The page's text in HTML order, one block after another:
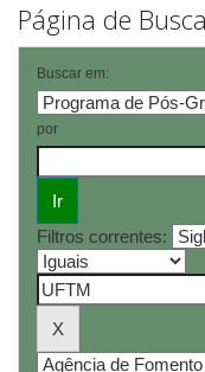
Página de Busca
Buscar em:
por
Filtros correntes: